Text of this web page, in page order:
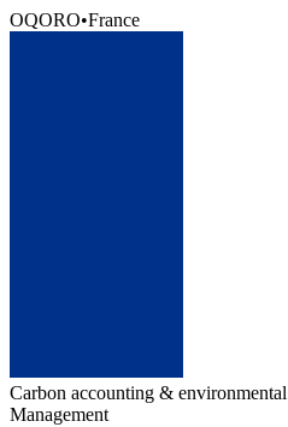
OQORO•France
Carbon accounting &
Management